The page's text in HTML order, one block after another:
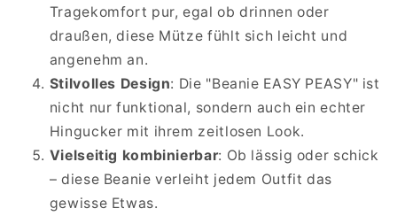
Tragekomfort pur, egal ob drinnen oder
draußen, diese Mütze fühlt sich leicht und
angenehm an.
Stilvolles Design: Die "Beanie EASY PEASY" ist
nicht nur funktional, sondern auch ein echter
Hingucker mit ihrem zeitlosen Look.
Vielseitig kombinierbar: Ob lässig oder schick
– diese Beanie verleiht jedem Outfit das
gewisse Etwas.